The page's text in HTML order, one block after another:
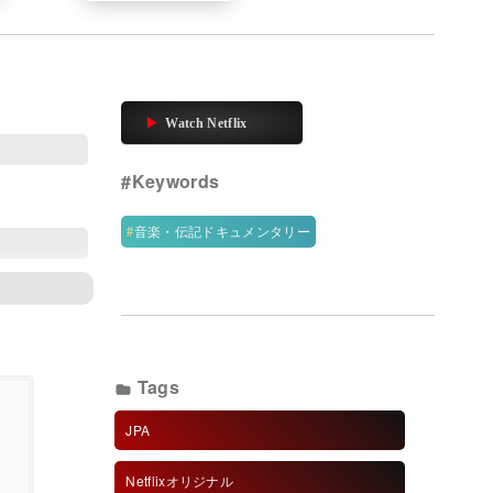
音楽・伝記ドキュメンタリー
Tags
JPA
Netflixオリジナル